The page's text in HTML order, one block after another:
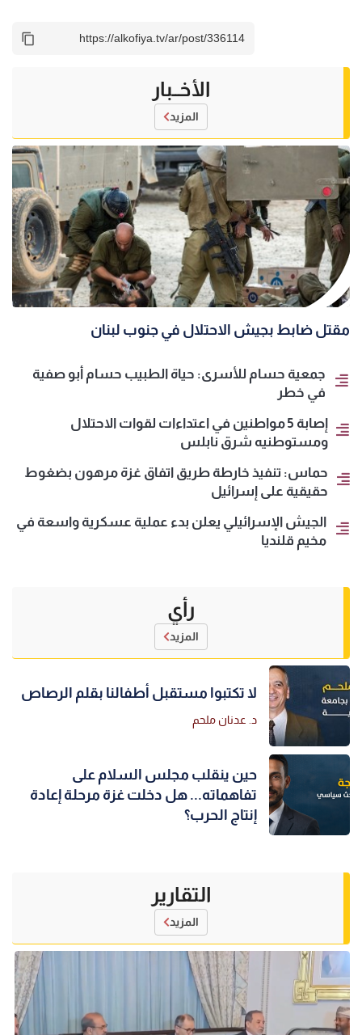
الأخــبار
المزيد
مقتل ضابط بجيش الاحتلال في جنوب لبنان
جمعية حسام للأسرى: حياة الطبيب حسام أبو صفية
في خطر
إصابة 5 مواطنين في اعتداءات لقوات الاحتلال
ومستوطنيه شرق نابلس
حماس: تنفيذ خارطة طريق اتفاق غزة مرهون بضغوط
حقيقية على إسرائيل
الجيش الإسرائيلي يعلن بدء عملية عسكرية واسعة في
مخيم قلنديا
رأي
المزيد
لا تكتبوا مستقبل أطفالنا بقلم الرصاص
د. عدنان ملحم
حين ينقلب مجلس السلام على
تفاهماته... هل دخلت غزة مرحلة إعادة
إنتاج الحرب؟
التقارير
المزيد